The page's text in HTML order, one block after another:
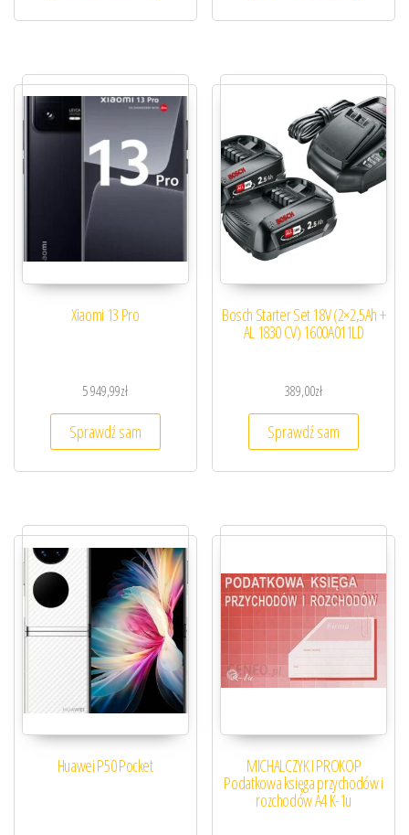
Xiaomi 13 Pro
5 949,99zł
Sprawdź sam
Bosch Starter Set 18V (2×2,5Ah +
AL 1830 CV) 1600A011LD
389,00zł
Sprawdź sam
Huawei P50 Pocket MICHALCZYK I PROKOP
Podatkowa księga przychodów i
rozchodów A4 K-1u